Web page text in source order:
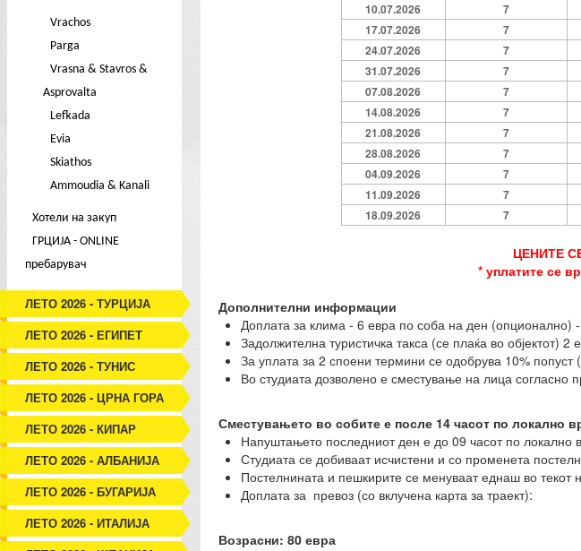
Vrachos
Parga
Vrasna & Stavros &
Asprovalta
Lefkada
Evia
Skiathos
Ammoudia & Kanali
Хотели на закуп
ГРЦИЈА - ONLINE
пребарувач
ЛЕТО 2026 - ТУРЦИЈА
ЛЕТО 2026 - ЕГИПЕТ
ЛЕТО 2026 - ТУНИС
ЛЕТО 2026 - ЦРНА ГОРА
ЛЕТО 2026 - КИПАР
ЛЕТО 2026 - АЛБАНИЈА
ЛЕТО 2026 - БУГАРИЈА
ЛЕТО 2026 - ИТАЛИЈА
10.07.2026
7
17.07.2026
7
24.07.2026
7
31.07.2026
7
07.08.2026
7
14.08.2026
7
21.08.2026
7
28.08.2026
7
04.09.2026
7
11.09.2026
7
18.09.2026
7
ЦЕНИТЕ
* уплатите се
Дополнителни информации
Доплата за клима - 6 евра по соба на ден (опционално) -
Задолжителна туристичка такса (се плаќа во објектот) 2
За уплата за 2 споени термини се одобрува 10% попуст
Во студиата дозволено е сместување на лица согласно
Сместувањето во собите е после 14 часот по локално
Напуштањето последниот ден е до 09 часот по локално
Студиата се добиваат исчистени и со променета
Постелнината и пешкирите се менуваат еднаш во текот
Доплата за превоз (со вклучена карта за траект):
Возрасни: 80 евра